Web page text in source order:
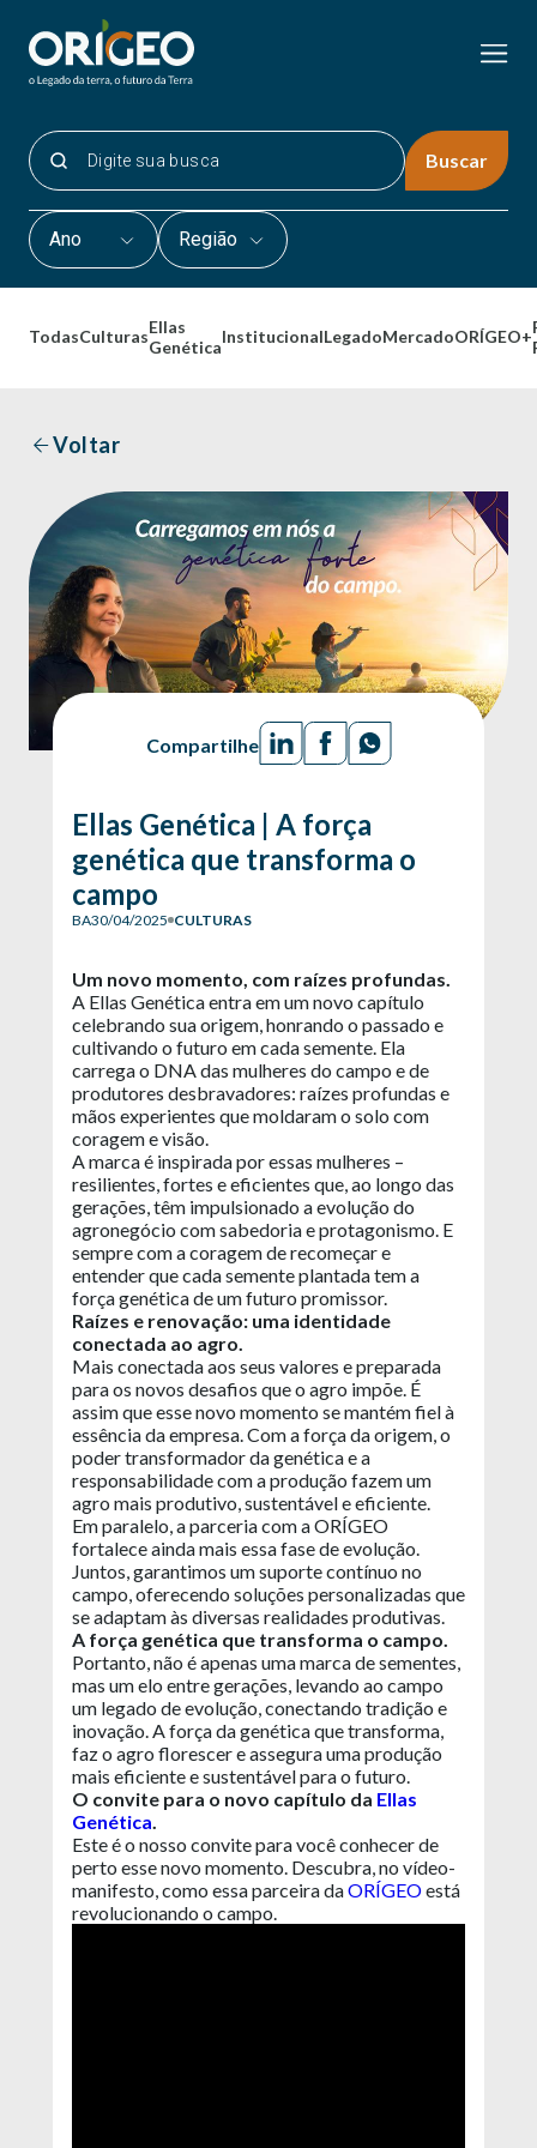
Buscar
Ano Região
TodasCulturasEllas
GenéticaInstitucionalLegadoMercadoORÍGEO+
Voltar
Compartilhe
Ellas Genética | A força
genética que transforma o
campo
BA30/04/2025 CULTURAS
Um novo momento, com raízes profundas.
A Ellas Genética entra em um novo capítulo
celebrando sua origem, honrando o passado e
cultivando o futuro em cada semente. Ela
carrega o DNA das mulheres do campo e de
produtores desbravadores: raízes profundas e
mãos experientes que moldaram o solo com
coragem e visão.
A marca é inspirada por essas mulheres –
resilientes, fortes e eficientes que, ao longo das
gerações, têm impulsionado a evolução do
agronegócio com sabedoria e protagonismo. E
sempre com a coragem de recomeçar e
entender que cada semente plantada tem a
força genética de um futuro promissor.
Raízes e renovação: uma identidade
conectada ao agro.
Mais conectada aos seus valores e preparada
para os novos desafios que o agro impõe. É
assim que esse novo momento se mantém fiel à
essência da empresa. Com a força da origem, o
poder transformador da genética e a
responsabilidade com a produção fazem um
agro mais produtivo, sustentável e eficiente.
Em paralelo, a parceria com a ORÍGEO
fortalece ainda mais essa fase de evolução.
Juntos, garantimos um suporte contínuo no
campo, oferecendo soluções personalizadas que
se adaptam às diversas realidades produtivas.
A força genética que transforma o campo.
Portanto, não é apenas uma marca de sementes,
mas um elo entre gerações, levando ao campo
um legado de evolução, conectando tradição e
inovação. A força da genética que transforma,
faz o agro florescer e assegura uma produção
mais eficiente e sustentável para o futuro.
O convite para o novo capítulo da Ellas
Genética.
Este é o nosso convite para você conhecer de
perto esse novo momento. Descubra, no vídeo-
manifesto, como essa parceira daORÍGEOestá
revolucionando o campo.